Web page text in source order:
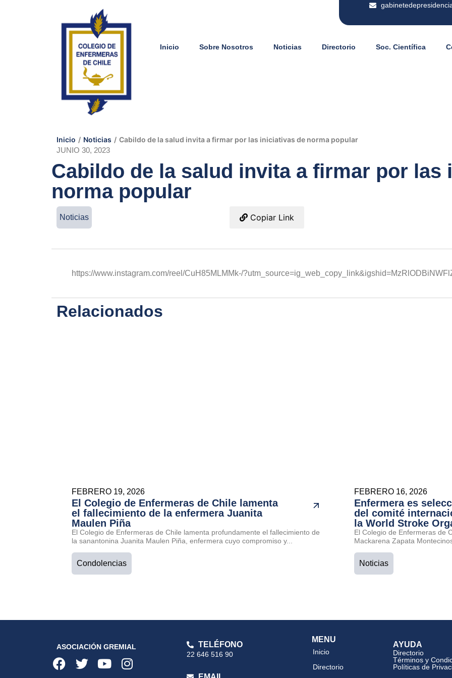
Inicio Sobre Nosotros Noticias Directorio Soc. Científica
Inicio / Noticias / Cabildo de la salud invita a firmar por las iniciativas de norma popular
JUNIO 30, 2023
Cabildo de la salud invita a firmar por las
norma popular
Noticias Copiar Link
https://www.instagram.com/reel/CuH85MLMMk-/
Relacionados
FEBRERO 19, 2026
El Colegio de Enfermeras de Chile lamenta
el fallecimiento de la enfermera Juanita
Maulen Piña
El Colegio de Enfermeras de Chile lamenta profundamente el fallecimiento de
la sanantonina Juanita Maulen Piña, enfermera cuyo compromiso y...
Condolencias
FEBRERO 16, 2026
Enfermera es
del comité
la World Stroke
El Colegio de Enfermeras de
Mackarena Zapata
Noticias
ASOCIACIÓN GREMIAL TELÉFONO
22 646 516 90
MENU
Inicio
Directorio
AYUDA
Directorio
Términos y
Políticas de